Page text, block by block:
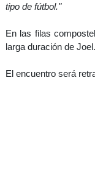
tipo de fútbol."
En las filas
larga duración de
El encuentro será